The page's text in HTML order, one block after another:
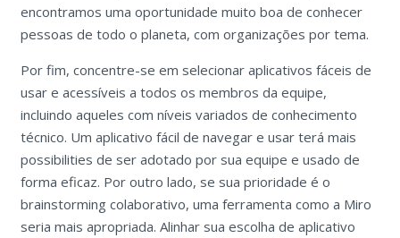
encontramos uma oportunidade muito boa de conhecer
pessoas de todo o planeta, com organizações por tema.
Por fim, concentre-se em selecionar aplicativos fáceis de
usar e acessíveis a todos os membros da equipe,
incluindo aqueles com níveis variados de conhecimento
técnico. Um aplicativo fácil de navegar e usar terá mais
possibilities de ser adotado por sua equipe e usado de
forma eficaz. Por outro lado, se sua prioridade é o
brainstorming colaborativo, uma ferramenta como a Miro
seria mais apropriada. Alinhar sua escolha de aplicativo